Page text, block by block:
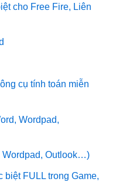
cho Free Fire, Liên
cụ tính toán miễn
Wordpad,
Wordpad, Outlook…)
FULL trong Game,